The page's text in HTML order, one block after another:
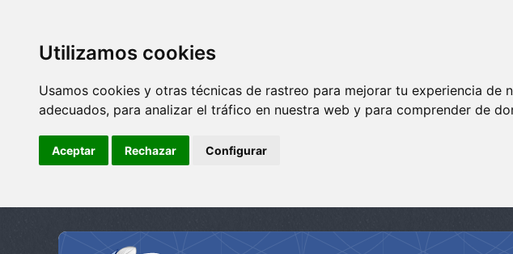
Utilizamos cookies
Usamos cookies y otras técnicas de rastreo para mejorar tu experiencia
adecuados, para analizar el tráfico en nuestra web y para comprender de
Aceptar Rechazar Configurar